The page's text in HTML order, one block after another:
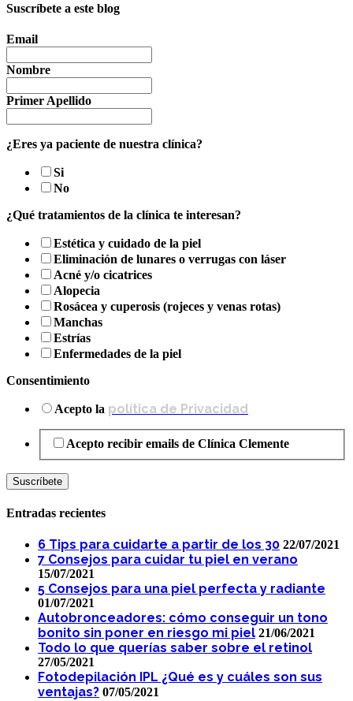
Suscríbete a este blog
Email
Nombre
Primer Apellido
¿Eres ya paciente de nuestra clínica?
Si
No
¿Qué tratamientos de la clínica te interesan?
Estética y cuidado de la piel
Eliminación de lunares o verrugas con láser
Acné y/o cicatrices
Alopecia
Rosácea y cuperosis (rojeces y venas rotas)
Manchas
Estrías
Enfermedades de la piel
Consentimiento
Acepto la política de Privacidad
Acepto recibir emails de Clínica Clemente
Entradas recientes
6 Tips para cuidarte a partir de los 30 22/07/2021
7 Consejos para cuidar tu piel en verano
15/07/2021
5 Consejos para una piel perfecta y radiante
01/07/2021
Autobronceadores: cómo conseguir un tono
bonito sin poner en riesgo mi piel 21/06/2021
Todo lo que querías saber sobre el retinol
27/05/2021
Fotodepilación IPL ¿Qué es y cuáles son sus
ventajas? 07/05/2021